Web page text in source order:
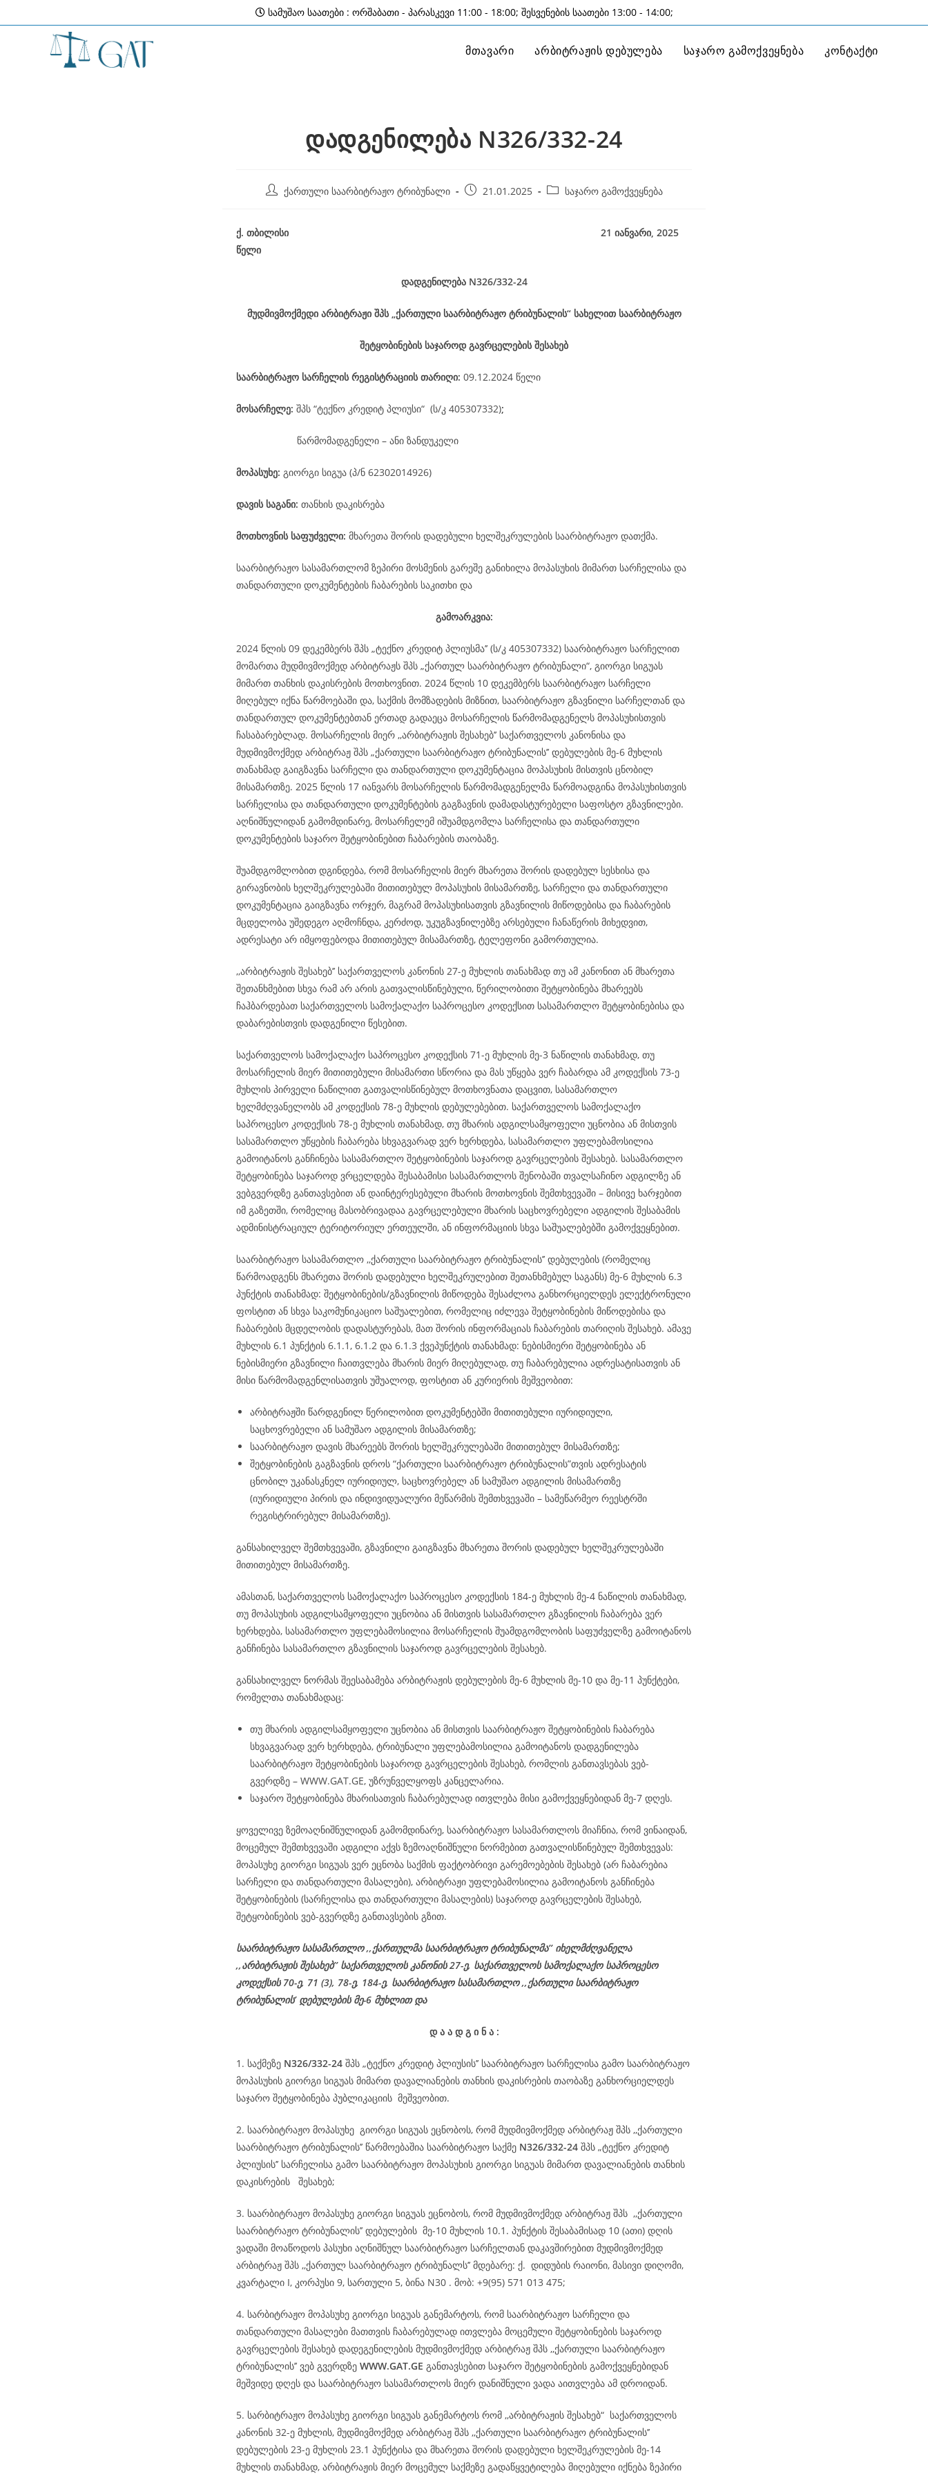
to
სამუშაო საათები : ორშაბათი - პარასკევი 11:00 - 18:00; შესვენების საათები 13:00 - 14:00;
მთავარი არბიტრაჟის დებულება საჯარო გამოქვეყნება კონტაქტი
დადგენილება N326/332-24
Post ქართული საარბიტრაჟო ტრიბუნალი
Post 21.01.2025
Post საჯარო გამოქვეყნება
ქ. თბილისი 21 იანვარი, 2025
წელი
დადგენილება N326/332-24
მუდმივმოქმედი არბიტრაჟი შპს „ქართული საარბიტრაჟო ტრიბუნალის“ სახელით საარბიტრაჟო
შეტყობინების საჯაროდ გავრცელების შესახებ
საარბიტრაჟო სარჩელის რეგისტრაციის თარიღი: 09.12.2024 წელი
მოსარჩელე: შპს “ტექნო კრედიტ პლიუსი“ (ს/კ 405307332);
წარმომადგენელი – ანი ზანდუკელი
მოპასუხე: გიორგი სიგუა (პ/ნ 62302014926)
დავის საგანი: თანხის დაკისრება
მოთხოვნის საფუძველი: მხარეთა შორის დადებული ხელშეკრულების საარბიტრაჟო დათქმა.
საარბიტრაჟო სასამართლომ ზეპირი მოსმენის გარეშე განიხილა მოპასუხის მიმართ სარჩელისა და
თანდართული დოკუმენტების ჩაბარების საკითხი და
გამოარკვია:
2024 წლის 09 დეკემბერს შპს „ტექნო კრედიტ პლიუსმა’’ (ს/კ 405307332) საარბიტრაჟო სარჩელით
მომართა მუდმივმოქმედ არბიტრაჟს შპს „ქართულ საარბიტრაჟო ტრიბუნალი“, გიორგი სიგუას
მიმართ თანხის დაკისრების მოთხოვნით. 2024 წლის 10 დეკემბერს საარბიტრაჟო სარჩელი
მიღებულ იქნა წარმოებაში და, საქმის მომზადების მიზნით, საარბიტრაჟო გზავნილი სარჩელთან და
თანდართულ დოკუმენტებთან ერთად გადაეცა მოსარჩელის წარმომადგენელს მოპასუხისთვის
ჩასაბარებლად. მოსარჩელის მიერ ,,არბიტრაჟის შესახებ’’ საქართველოს კანონისა და
მუდმივმოქმედ არბიტრაჟ შპს „ქართული საარბიტრაჟო ტრიბუნალის’’ დებულების მე-6 მუხლის
თანახმად გაიგზავნა სარჩელი და თანდართული დოკუმენტაცია მოპასუხის მისთვის ცნობილ
მისამართზე. 2025 წლის 17 იანვარს მოსარჩელის წარმომადგენელმა წარმოადგინა მოპასუხისთვის
სარჩელისა და თანდართული დოკუმენტების გაგზავნის დამადასტურებელი საფოსტო გზავნილები.
აღნიშნულიდან გამომდინარე, მოსარჩელემ იშუამდგომლა სარჩელისა და თანდართული
დოკუმენტების საჯარო შეტყობინებით ჩაბარების თაობაზე.
შუამდგომლობით დგინდება, რომ მოსარჩელის მიერ მხარეთა შორის დადებულ სესხისა და
გირავნობის ხელშეკრულებაში მითითებულ მოპასუხის მისამართზე, სარჩელი და თანდართული
დოკუმენტაცია გაიგზავნა ორჯერ, მაგრამ მოპასუხისათვის გზავნილის მიწოდებისა და ჩაბარების
მცდელობა უშედეგო აღმოჩნდა, კერძოდ, უკუგზავნილებზე არსებული ჩანაწერის მიხედვით,
ადრესატი არ იმყოფებოდა მითითებულ მისამართზე, ტელეფონი გამორთულია.
,,არბიტრაჟის შესახებ’’ საქართველოს კანონის 27-ე მუხლის თანახმად თუ ამ კანონით ან მხარეთა
შეთანხმებით სხვა რამ არ არის გათვალისწინებული, წერილობითი შეტყობინება მხარეებს
ჩაჰბარდებათ საქართველოს სამოქალაქო საპროცესო კოდექსით სასამართლო შეტყობინებისა და
დაბარებისთვის დადგენილი წესებით.
საქართველოს სამოქალაქო საპროცესო კოდექსის 71-ე მუხლის მე-3 ნაწილის თანახმად, თუ
მოსარჩელის მიერ მითითებული მისამართი სწორია და მას უწყება ვერ ჩაბარდა ამ კოდექსის 73-ე
მუხლის პირველი ნაწილით გათვალისწინებულ მოთხოვნათა დაცვით, სასამართლო
ხელმძღვანელობს ამ კოდექსის 78-ე მუხლის დებულებებით. საქართველოს სამოქალაქო
საპროცესო კოდექსის 78-ე მუხლის თანახმად, თუ მხარის ადგილსამყოფელი უცნობია ან მისთვის
სასამართლო უწყების ჩაბარება სხვაგვარად ვერ ხერხდება, სასამართლო უფლებამოსილია
გამოიტანოს განჩინება სასამართლო შეტყობინების საჯაროდ გავრცელების შესახებ. სასამართლო
შეტყობინება საჯაროდ ვრცელდება შესაბამისი სასამართლოს შენობაში თვალსაჩინო ადგილზე ან
ვებგვერდზე განთავსებით ან დაინტერესებული მხარის მოთხოვნის შემთხვევაში – მისივე ხარჯებით
იმ გაზეთში, რომელიც მასობრივადაა გავრცელებული მხარის საცხოვრებელი ადგილის შესაბამის
ადმინისტრაციულ ტერიტორიულ ერთეულში, ან ინფორმაციის სხვა საშუალებებში გამოქვეყნებით.
საარბიტრაჟო სასამართლო ,,ქართული საარბიტრაჟო ტრიბუნალის’’ დებულების (რომელიც
წარმოადგენს მხარეთა შორის დადებული ხელშეკრულებით შეთანხმებულ საგანს) მე-6 მუხლის 6.3
პუნქტის თანახმად: შეტყობინების/გზავნილის მიწოდება შესაძლოა განხორციელდეს ელექტრონული
ფოსტით ან სხვა საკომუნიკაციო საშუალებით, რომელიც იძლევა შეტყობინების მიწოდებისა და
ჩაბარების მცდელობის დადასტურებას, მათ შორის ინფორმაციას ჩაბარების თარიღის შესახებ. ამავე
მუხლის 6.1 პუნქტის 6.1.1, 6.1.2 და 6.1.3 ქვეპუნქტის თანახმად: ნებისმიერი შეტყობინება ან
ნებისმიერი გზავნილი ჩაითვლება მხარის მიერ მიღებულად, თუ ჩაბარებულია ადრესატისათვის ან
მისი წარმომადგენლისათვის უშუალოდ, ფოსტით ან კურიერის მეშვეობით:
არბიტრაჟში წარდგენილ წერილობით დოკუმენტებში მითითებული იურიდიული,
საცხოვრებელი ან სამუშაო ადგილის მისამართზე;
საარბიტრაჟო დავის მხარეებს შორის ხელშეკრულებაში მითითებულ მისამართზე;
შეტყობინების გაგზავნის დროს “ქართული საარბიტრაჟო ტრიბუნალის”თვის ადრესატის
ცნობილ უკანასკნელ იურიდიულ, საცხოვრებელ ან სამუშაო ადგილის მისამართზე
(იურიდიული პირის და ინდივიდუალური მეწარმის შემთხვევაში – სამეწარმეო რეესტრში
რეგისტრირებულ მისამართზე).
განსახილველ შემთხვევაში, გზავნილი გაიგზავნა მხარეთა შორის დადებულ ხელშეკრულებაში
მითითებულ მისამართზე.
ამასთან, საქართველოს სამოქალაქო საპროცესო კოდექსის 184-ე მუხლის მე-4 ნაწილის თანახმად,
თუ მოპასუხის ადგილსამყოფელი უცნობია ან მისთვის სასამართლო გზავნილის ჩაბარება ვერ
ხერხდება, სასამართლო უფლებამოსილია მოსარჩელის შუამდგომლობის საფუძველზე გამოიტანოს
განჩინება სასამართლო გზავნილის საჯაროდ გავრცელების შესახებ.
განსახილველ ნორმას შეესაბამება არბიტრაჟის დებულების მე-6 მუხლის მე-10 და მე-11 პუნქტები,
რომელთა თანახმადაც:
თუ მხარის ადგილსამყოფელი უცნობია ან მისთვის საარბიტრაჟო შეტყობინების ჩაბარება
სხვაგვარად ვერ ხერხდება, ტრიბუნალი უფლებამოსილია გამოიტანოს დადგენილება
საარბიტრაჟო შეტყობინების საჯაროდ გავრცელების შესახებ, რომლის განთავსებას ვებ-
გვერდზე – WWW.GAT.GE, უზრუნველყოფს კანცელარია.
საჯარო შეტყობინება მხარისათვის ჩაბარებულად ითვლება მისი გამოქვეყნებიდან მე-7 დღეს.
ყოველივე ზემოაღნიშნულიდან გამომდინარე, საარბიტრაჟო სასამართლოს მიაჩნია, რომ ვინაიდან,
მოცემულ შემთხვევაში ადგილი აქვს ზემოაღნიშნული ნორმებით გათვალისწინებულ შემთხვევას:
მოპასუხე გიორგი სიგუას ვერ ეცნობა საქმის ფაქტობრივი გარემოებების შესახებ (არ ჩაბარებია
სარჩელი და თანდართული მასალები), არბიტრაჟი უფლებამოსილია გამოიტანოს განჩინება
შეტყობინების (სარჩელისა და თანდართული მასალების) საჯაროდ გავრცელების შესახებ,
შეტყობინების ვებ-გვერდზე განთავსების გზით.
საარბიტრაჟო სასამართლო ,,ქართულმა საარბიტრაჟო ტრიბუნალმა’’ იხელმძღვანელა
,,არბიტრაჟის შესახებ’’ საქართველოს კანონის 27-ე, საქართველოს სამოქალაქო საპროცესო
კოდექსის 70-ე, 71 (3), 78-ე, 184-ე, საარბიტრაჟო სასამართლო ,,ქართული საარბიტრაჟო
ტრიბუნალის’ დებულების მე-6 მუხლით და
დ ა ა დ გ ი ნ ა :
1. საქმეზე N326/332-24 შპს „ტექნო კრედიტ პლიუსის’’ საარბიტრაჟო სარჩელისა გამო საარბიტრაჟო
მოპასუხის გიორგი სიგუას მიმართ დავალიანების თანხის დაკისრების თაობაზე განხორციელდეს
საჯარო შეტყობინება პუბლიკაციის მეშვეობით.
2. საარბიტრაჟო მოპასუხე გიორგი სიგუას ეცნობოს, რომ მუდმივმოქმედ არბიტრაჟ შპს ,,ქართული
საარბიტრაჟო ტრიბუნალის’’ წარმოებაშია საარბიტრაჟო საქმე N326/332-24 შპს „ტექნო კრედიტ
პლიუსის’’ სარჩელისა გამო საარბიტრაჟო მოპასუხის გიორგი სიგუას მიმართ დავალიანების თანხის
დაკისრების შესახებ;
3. საარბიტრაჟო მოპასუხე გიორგი სიგუას ეცნობოს, რომ მუდმივმოქმედ არბიტრაჟ შპს ,,ქართული
საარბიტრაჟო ტრიბუნალის’’ დებულების მე-10 მუხლის 10.1. პუნქტის შესაბამისად 10 (ათი) დღის
ვადაში მოაწოდოს პასუხი აღნიშნულ საარბიტრაჟო სარჩელთან დაკავშირებით მუდმივმოქმედ
არბიტრაჟ შპს ,,ქართულ საარბიტრაჟო ტრიბუნალს’’ მდებარე: ქ. დიდუბის რაიონი, მასივი დიღომი,
კვარტალი I, კორპუსი 9, სართული 5, ბინა N30 . მობ: +9(95) 571 013 475;
4. სარბიტრაჟო მოპასუხე გიორგი სიგუას განემარტოს, რომ საარბიტრაჟო სარჩელი და
თანდართული მასალები მათთვის ჩაბარებულად ითვლება მოცემული შეტყობინების საჯაროდ
გავრცელების შესახებ დადეგენილების მუდმივმოქმედ არბიტრაჟ შპს ,,ქართული საარბიტრაჟო
ტრიბუნალის’’ ვებ გვერდზე WWW.GAT.GE განთავსებით საჯარო შეტყობინების გამოქვეყნებიდან
მეშვიდე დღეს და საარბიტრაჟო სასამართლოს მიერ დანიშნული ვადა აითვლება ამ დროიდან.
5. სარბიტრაჟო მოპასუხე გიორგი სიგუას განემარტოს რომ ,,არბიტრაჟის შესახებ“ საქართველოს
კანონის 32-ე მუხლის, მუდმივმოქმედ არბიტრაჟ შპს ,,ქართული საარბიტრაჟო ტრიბუნალის’’
დებულების 23-ე მუხლის 23.1 პუნქტისა და მხარეთა შორის დადებული ხელშეკრულების მე-14
მუხლის თანახმად, არბიტრაჟის მიერ მოცემულ საქმეზე გადაწყვეტილება მიღებული იქნება ზეპირი